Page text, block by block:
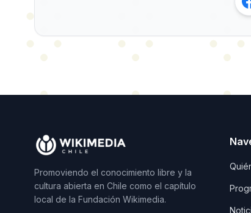
Promoviendo el conocimiento libre y la
cultura abierta en Chile como el capítulo
local de la Fundación Wikimedia.